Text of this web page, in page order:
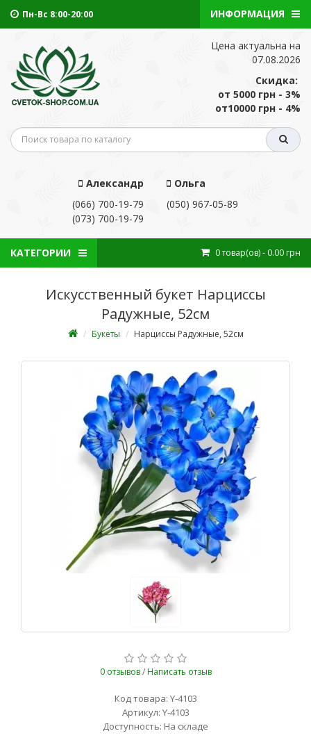
ИНФОРМАЦИЯ
Пн-Вс 8:00-20:00
Александр
(066) 700-19-79
(073) 700-19-79
Ольга
(050) 967-05-89
Цена актуальна на
07.08.2026
Скидка:
от 5000 грн - 3%
от10000 грн - 4%
0товар(ов)- 0.00 грн
КАТЕГОРИИ
Искусственный букет Нарциссы
Радужные, 52см
Букеты Нарциссы Радужные, 52см
0 отзывов/ Написать отзыв
Код товара: Y-4103
Артикул: Y-4103
Доступность: На складе